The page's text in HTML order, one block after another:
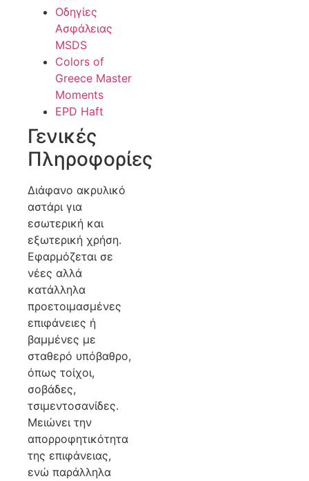
Οδηγίες
Ασφάλειας
MSDS
Colors of
Greece Master
Moments
EPD Haft
Γενικές
Πληροφορίες
Διάφανο ακρυλικό
αστάρι για
εσωτερική και
εξωτερική χρήση.
Εφαρμόζεται σε
νέες αλλά
κατάλληλα
προετοιμασμένες
επιφάνειες ή
βαμμένες με
σταθερό υπόβαθρο,
όπως τοίχοι,
σοβάδες,
τσιμεντοσανίδες.
Μειώνει την
απορροφητικότητα
της επιφάνειας,
ενώ παράλληλα